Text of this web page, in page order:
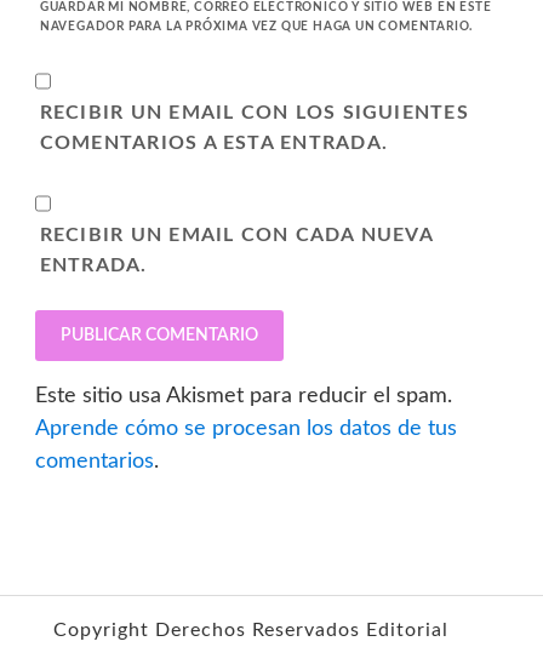
GUARDAR MI NOMBRE, CORREO ELECTRÓNICO Y SITIO WEB EN ESTE
NAVEGADOR PARA LA PRÓXIMA VEZ QUE HAGA UN COMENTARIO.
RECIBIR UN EMAIL CON LOS SIGUIENTES
COMENTARIOS A ESTA ENTRADA.
RECIBIR UN EMAIL CON CADA NUEVA
ENTRADA.
Este sitio usa Akismet para reducir el spam.
Aprende cómo se procesan los datos de tus
comentarios.
Copyright Derechos Reservados Editorial